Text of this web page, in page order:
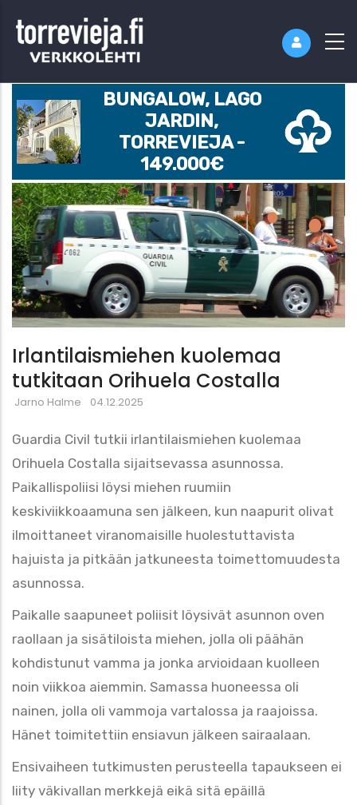
BUNGALOW, LAGO
JARDIN,
TORREVIEJA -
149.000€
Irlantilaismiehen kuolemaa
tutkitaan Orihuela Costalla
Jarno Halme 04.12.2025
Guardia Civil tutkii irlantilaismiehen kuolemaa
Orihuela Costalla sijaitsevassa asunnossa.
Paikallispoliisi löysi miehen ruumiin
keskiviikkoaamuna sen jälkeen, kun naapurit olivat
ilmoittaneet viranomaisille huolestuttavista
hajuista ja pitkään jatkuneesta toimettomuudesta
asunnossa.
Paikalle saapuneet poliisit löysivät asunnon oven
raollaan ja sisätiloista miehen, jolla oli päähän
kohdistunut vamma ja jonka arvioidaan kuolleen
noin viikkoa aiemmin. Samassa huoneessa oli
nainen, jolla oli vammoja vartalossa ja raajoissa.
Hänet toimitettiin ensiavun jälkeen sairaalaan.
Ensivaiheen tutkimusten perusteella tapaukseen ei
liity väkivallan merkkejä eikä sitä epäillä